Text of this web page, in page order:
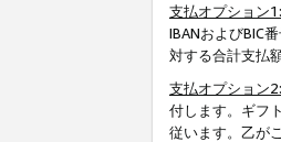
支払オプション1:
IBANおよびBIC
対する合計支払
支払オプション2:
付します。ギフ
従います。乙が